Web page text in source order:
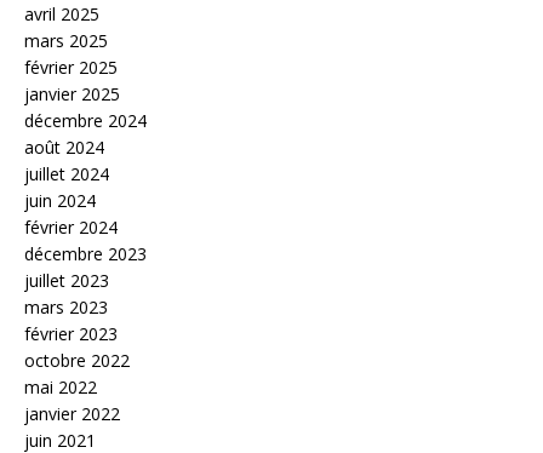
avril 2025
mars 2025
février 2025
janvier 2025
décembre 2024
août 2024
juillet 2024
juin 2024
février 2024
décembre 2023
juillet 2023
mars 2023
février 2023
octobre 2022
mai 2022
janvier 2022
juin 2021